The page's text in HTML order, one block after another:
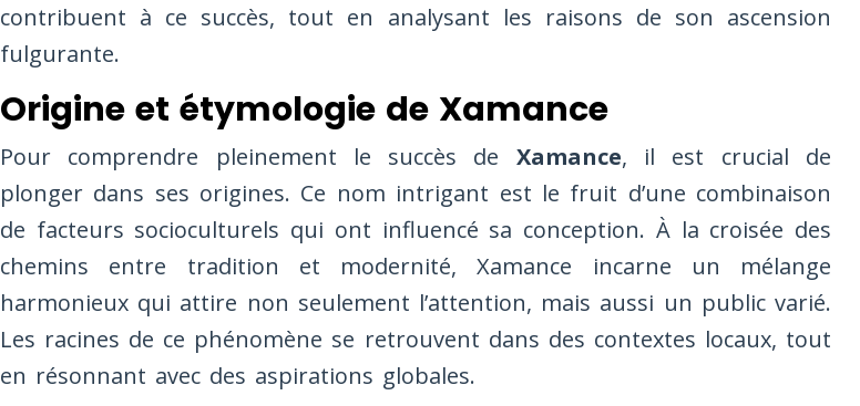
contribuent à ce succès, tout en analysant les raisons de son ascension
fulgurante.
Origine et étymologie de Xamance
Pour comprendre pleinement le succès de Xamance, il est crucial de
plonger dans ses origines. Ce nom intrigant est le fruit d’une combinaison
de facteurs socioculturels qui ont influencé sa conception. À la croisée des
chemins entre tradition et modernité, Xamance incarne un mélange
harmonieux qui attire non seulement l’attention, mais aussi un public varié.
Les racines de ce phénomène se retrouvent dans des contextes locaux, tout
en résonnant avec des aspirations globales.